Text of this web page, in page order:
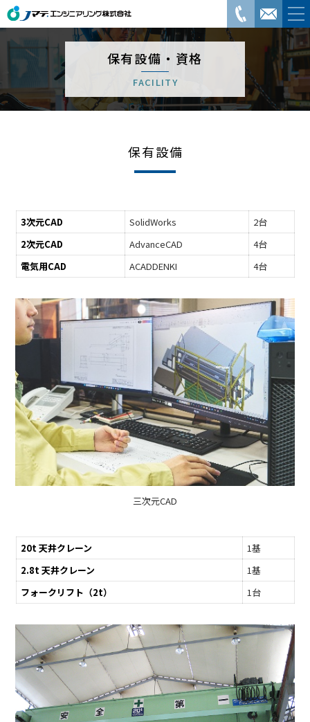
保有設備・資格
FACILITY
保有設備
3次元CAD SolidWorks
2台
2次元CAD
AdvanceCAD
4台
電気用CAD
ACADDENKI 4台
三次元CAD
20t 天井クレーン
1基
2.8t 天井クレーン
1基
フォークリフト（2t）
1台